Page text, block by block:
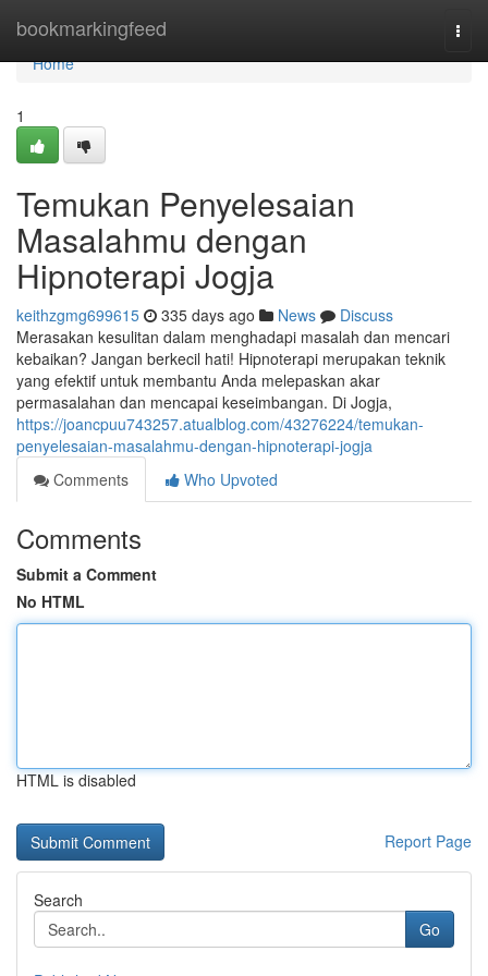
bookmarkingfeed
Home
Home
1
Temukan Penyelesaian
Masalahmu dengan
Hipnoterapi Jogja
keithzgmg699615 335 days ago News
Discuss
Merasakan kesulitan dalam menghadapi masalah dan mencari
kebaikan? Jangan berkecil hati! Hipnoterapi merupakan teknik
yang efektif untuk membantu Anda melepaskan akar
permasalahan dan mencapai keseimbangan. Di Jogja,
https://joancpuu743257.atualblog.com/43276224/temukan-
penyelesaian-masalahmu-dengan-hipnoterapi-jogja
Comments
Who Upvoted
Comments
Submit a Comment
No HTML
HTML is disabled
Report Page
Search
Go